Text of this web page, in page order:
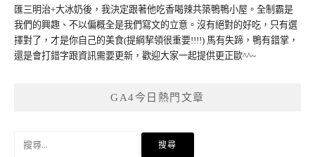
匯三明治+大冰奶後，我決定跟著他吃香喝辣共築鴨鴨小屋。全制霸是
我們的興趣、不以偏概全是我們寫文的立意。沒有絕對的好吃，只有選
擇對了，才是你自己的美食(提綱挈領很重要!!!!) 馬有失蹄，鴨有錯掌，
還是會打錯字跟資訊需要更新，歡迎大家一起提供更正歐^^~
GA4今日熱門文章